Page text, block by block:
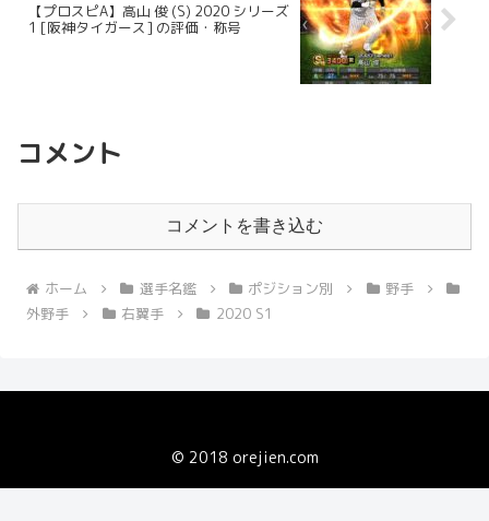
【プロスピA】高山 俊 (S) 2020 シリーズ
1 [阪神タイガース] の評価・称号
コメント
コメントを書き込む
ホーム 選手名鑑 ポジション別
野手
外野手
右翼手 2020 S1
© 2018 orejien.com